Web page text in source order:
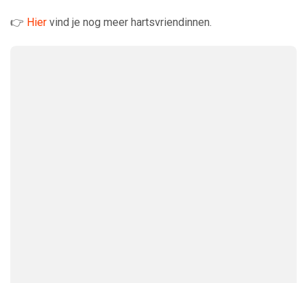
👉 Hier vind je nog meer hartsvriendinnen.